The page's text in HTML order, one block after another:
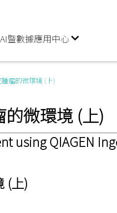
AI暨數據應用中心
瘤的微環境 (上)
的微環境 (上)
using QIAGEN
(上)